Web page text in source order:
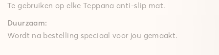
Te gebruiken op elke Teppana anti-slip mat.
Duurzaam:
Wordt na bestelling speciaal voor jou gemaakt.